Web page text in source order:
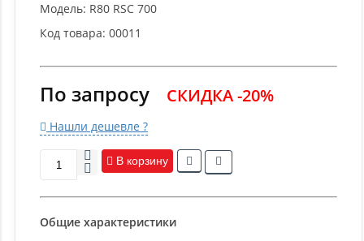
Модель: R80 RSC 700
Код товара: 00011
По запросу СКИДКА -20%
Нашли дешевле ?
В корзину
Общие характеристики